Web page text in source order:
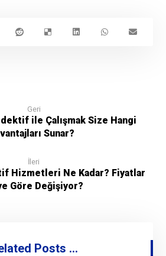
Geri
ile Çalışmak Size Hangi
Sunar?
İleri
Hizmetleri Ne Kadar? Fiyatlar
Göre Değişiyor?
Posts ...